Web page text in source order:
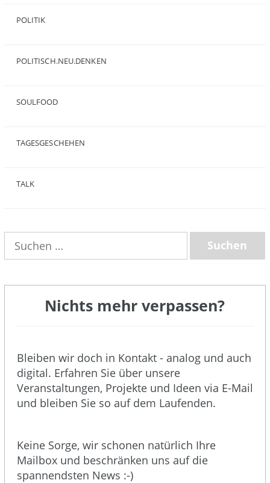
POLITIK
POLITISCH.NEU.DENKEN
SOULFOOD
TAGESGESCHEHEN
TALK
nach:
Nichts mehr verpassen?
Bleiben wir doch in Kontakt - analog und auch
digital. Erfahren Sie über unsere
Veranstaltungen, Projekte und Ideen via E-Mail
und bleiben Sie so auf dem Laufenden.
Keine Sorge, wir schonen natürlich Ihre
Mailbox und beschränken uns auf die
spannendsten News :-)